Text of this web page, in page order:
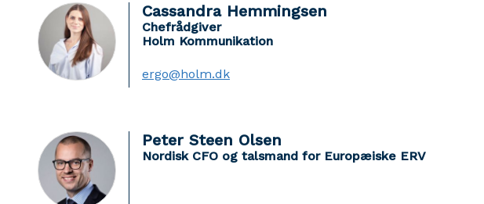
Cassandra Hemmingsen
Chefrådgiver
Holm Kommunikation
ergo@holm.dk
Peter Steen Olsen
Nordisk CFO og talsmand for Europæiske ERV